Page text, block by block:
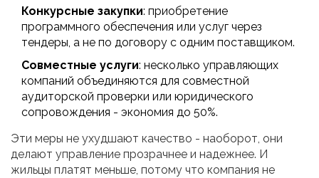
Конкурсные закупки: приобретение
программного обеспечения или услуг через
тендеры, а не по договору с одним поставщиком.
Совместные услуги: несколько управляющих
компаний объединяются для совместной
аудиторской проверки или юридического
сопровождения - экономия до 50%.
Эти меры не ухудшают качество - наоборот, они
делают управление прозрачнее и надежнее. И
жильцы платят меньше, потому что компания не